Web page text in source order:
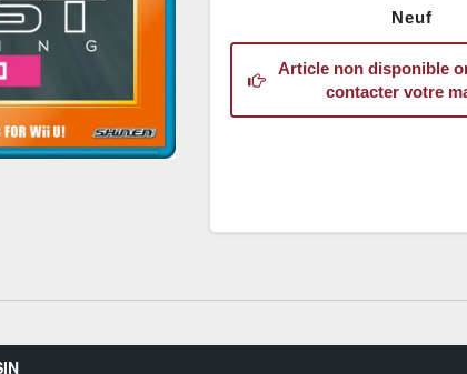
Neuf
Article non disponible
contacter votre